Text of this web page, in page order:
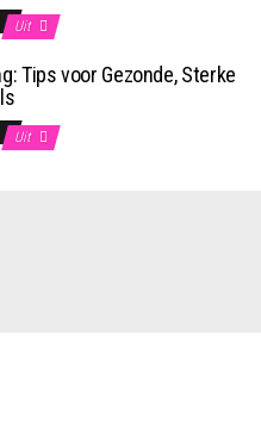
Uit
Tips voor Gezonde, Sterke
Uit